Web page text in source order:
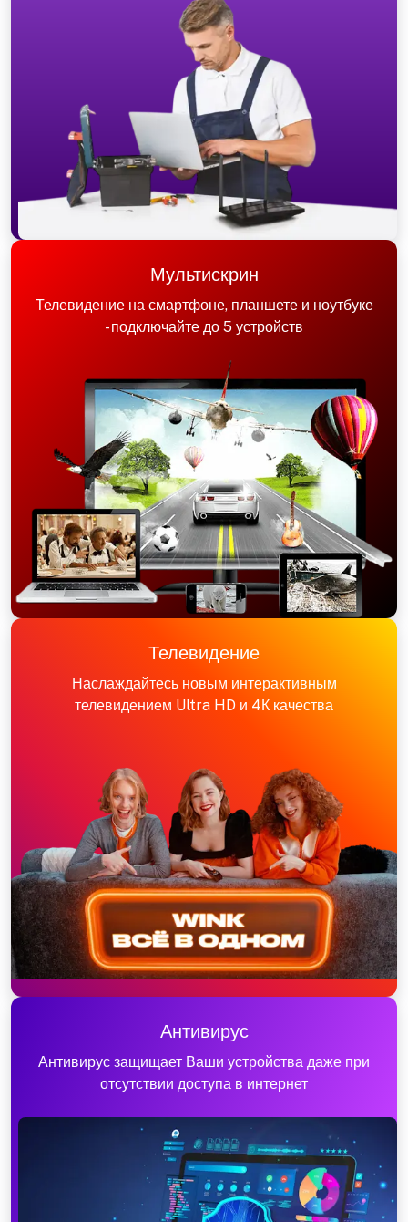
Мультискрин
Телевидение на смартфоне, планшете и ноутбуке
- подключайте до 5 устройств
Телевидение
Наслаждайтесь новым интерактивным
телевидением Ultra HD и 4К качества
Антивирус
Антивирус защищает Ваши устройства даже при
отсутствии доступа в интернет